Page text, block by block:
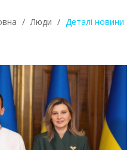
в Швейцарії
суспільство
обстрілу
/ Люди / Деталі новини